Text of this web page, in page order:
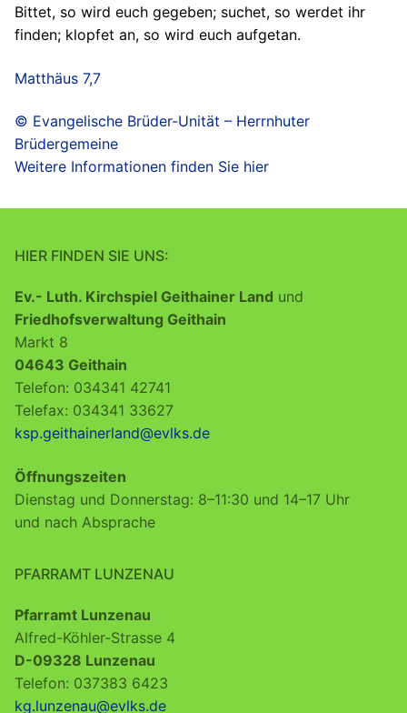
Bittet, so wird euch gegeben; suchet, so werdet ihr
finden; klopfet an, so wird euch aufgetan.
Matthäus 7,7
© Evangelische Brüder-Unität – Herrnhuter
Brüdergemeine
Weitere Informationen finden Sie hier
HIER FINDEN SIE UNS:
Ev.- Luth. Kirchspiel Geithainer Land und
Friedhofsverwaltung Geithain
Markt 8
04643 Geithain
Telefon: 034341 42741
Telefax: 034341 33627
ksp.geithainerland@evlks.de
Öffnungszeiten
Dienstag und Donnerstag: 8–11:30 und 14–17 Uhr
und nach Absprache
PFARRAMT LUNZENAU
Pfarramt Lunzenau
Alfred-Köhler-Strasse 4
D-09328 Lunzenau
Telefon: 037383 6423
kg.lunzenau@evlks.de